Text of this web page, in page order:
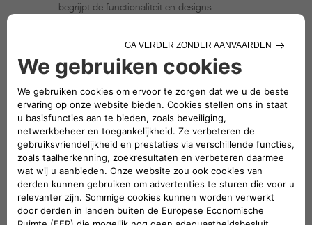
begrijpt de functionaliteit en designs
strenge normen van testen en is uitsluitend
vervaardigd met hoogwaardige materialen die
je wagen er jarenlang attractief, duurzaam,
veilig en comfortabel uit laten zien.
Geavanceerde innovatie, knowhow en
beschikbaarheid
De originele Abarth onderdelen van Mopar
worden naast de Abarth wagens ontwikkeld
en zijn daarom volledig geïntegreerd en even
technologisch geavanceerd als elk nieuw
model. Bovendien zijn de onderdelen
verkrijgbaar vanaf de lancering van elk nieuw